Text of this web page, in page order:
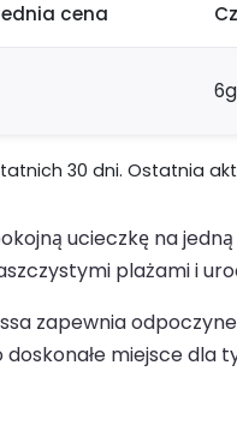
cena
30 dni. Ostatnia
ucieczkę na
plażami i
zapewnia
miejsce